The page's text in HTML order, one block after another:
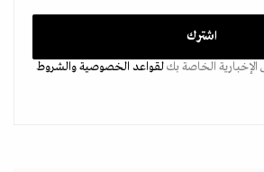
الخاصة بكلقواعد الخصوصيةوالشروط